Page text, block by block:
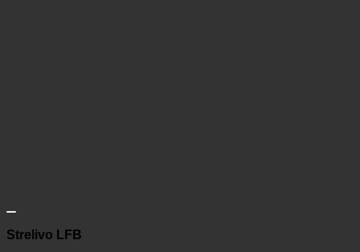
Strelivo LFB